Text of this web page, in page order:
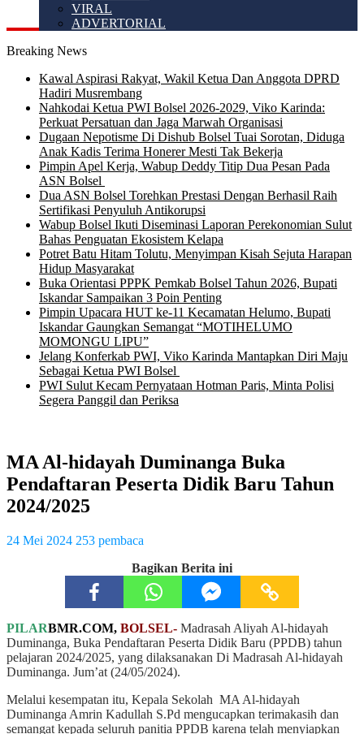
VIRAL
ADVERTORIAL
Breaking News
Kawal Aspirasi Rakyat, Wakil Ketua Dan Anggota DPRD
Hadiri Musrembang
Nahkodai Ketua PWI Bolsel 2026-2029, Viko Karinda:
Perkuat Persatuan dan Jaga Marwah Organisasi
Dugaan Nepotisme Di Dishub Bolsel Tuai Sorotan, Diduga
Anak Kadis Terima Honerer Mesti Tak Bekerja
Pimpin Apel Kerja, Wabup Deddy Titip Dua Pesan Pada
ASN Bolsel
Dua ASN Bolsel Torehkan Prestasi Dengan Berhasil Raih
Sertifikasi Penyuluh Antikorupsi
Wabup Bolsel Ikuti Diseminasi Laporan Perekonomian Sulut
Bahas Penguatan Ekosistem Kelapa
Potret Batu Hitam Tolutu, Menyimpan Kisah Sejuta Harapan
Hidup Masyarakat
Buka Orientasi PPPK Pemkab Bolsel Tahun 2026, Bupati
Iskandar Sampaikan 3 Poin Penting
Pimpin Upacara HUT ke-11 Kecamatan Helumo, Bupati
Iskandar Gaungkan Semangat “MOTIHELUMO
MOMONGU LIPU”
Jelang Konferkab PWI, Viko Karinda Mantapkan Diri Maju
Sebagai Ketua PWI Bolsel
PWI Sulut Kecam Pernyataan Hotman Paris, Minta Polisi
Segera Panggil dan Periksa
MA Al-hidayah Duminanga Buka
Pendaftaran Peserta Didik Baru Tahun
2024/2025
24 Mei 2024 253 pembaca
Bagikan Berita ini
PILARBMR.COM, BOLSEL- Madrasah Aliyah Al-hidayah
Duminanga, Buka Pendaftaran Peserta Didik Baru (PPDB) tahun
pelajaran 2024/2025, yang dilaksanakan Di Madrasah Al-hidayah
Duminanga. Jum’at (24/05/2024).
Melalui kesempatan itu, Kepala Sekolah MA Al-hidayah
Duminanga Amrin Kadullah S.Pd mengucapkan terimakasih dan
semangat kepada seluruh panitia PPDB karena telah menyiapkan